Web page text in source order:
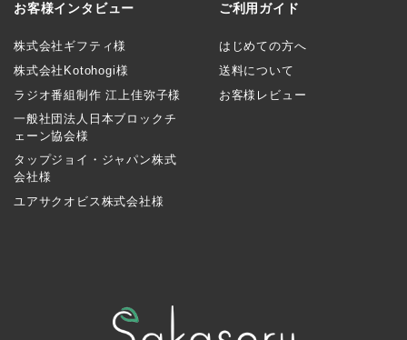
お客様インタビュー
株式会社ギフティ様
株式会社Kotohogi様
ラジオ番組制作 江上佳弥子様
一般社団法人日本ブロックチ
ェーン協会様
タップジョイ・ジャパン株式
会社様
ユアサクオビス株式会社様
ご利用ガイド
はじめての方へ
送料について
お客様レビュー